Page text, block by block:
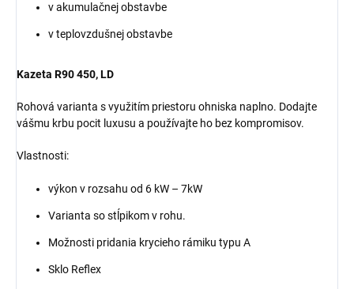
v akumulačnej obstavbe
v teplovzdušnej obstavbe
Kazeta R90 450, LD
Rohová varianta s využitím priestoru ohniska naplno. Dodajte
vášmu krbu pocit luxusu a používajte ho bez kompromisov.
Vlastnosti:
výkon v rozsahu od 6 kW – 7kW
Varianta so stĺpikom v rohu.
Možnosti pridania krycieho rámiku typu A
Sklo Reflex